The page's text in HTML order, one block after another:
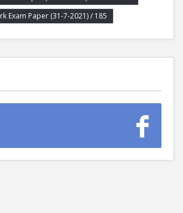
Exam Paper (31-7-2021) / 185